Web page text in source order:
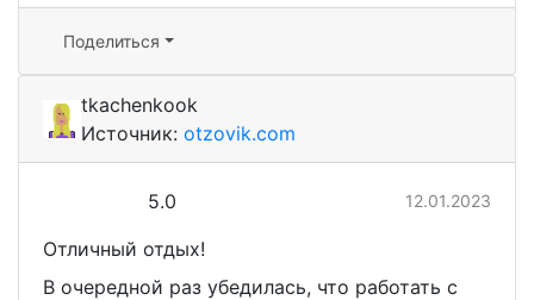
Поделиться
tkachenkook
Источник: otzovik.com
5.0 12.01.2023
Отличный отдых!
В очередной раз убедилась, что работать с